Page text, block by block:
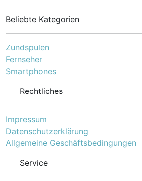
Beliebte Kategorien
Zündspulen
Fernseher
Smartphones
Rechtliches
Impressum
Datenschutzerklärung
Allgemeine Geschäftsbedingungen
Service